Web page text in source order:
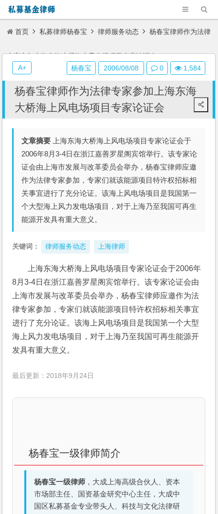
首页 私募律师杨春宝 律师服务动态 杨春宝律师作为法律
专家参加上海东海大桥海上风电场项目专家论证会
杨春宝律师作为法律专家参加上海东海
大桥海上风电场项目专家论证会
文章摘要 上海东海大桥海上风电场项目专家论证会于
2006年8月3-4日在浙江嘉善罗星阁宾馆举行。该专家论
证会由上海市发展与改革委员会举办，杨春宝律师应邀
作为法律专家参加，专家们就该能源项目特许权招标相
关事宜进行了充分论证。该海上风电场项目是我国第一
个大型海上风力发电场项目，对于上海乃至我国可再生
能源开发具有重大意义。
关键词： 律师服务动态 上海律师
上海东海大桥海上风电场项目专家论证会于2006年
8月3-4日在浙江嘉善罗星阁宾馆举行。该专家论证会由
上海市发展与改革委员会举办，杨春宝律师应邀作为法
律专家参加，专家们就该能源项目特许权招标相关事宜
进行了充分论证。该海上风电场项目是我国第一个大型
海上风力发电场项目，对于上海乃至我国可再生能源开
发具有重大意义。
最后更新：2018年9月24日
杨春宝一级律师简介
杨春宝一级律师 ，大成上海高级合伙人、资本
市场部主任、国资基金研究中心主任，大成中
国区私募基金专业带头人、科技与文化法律研
杨春宝 2006/08/08 0 1,584
A+